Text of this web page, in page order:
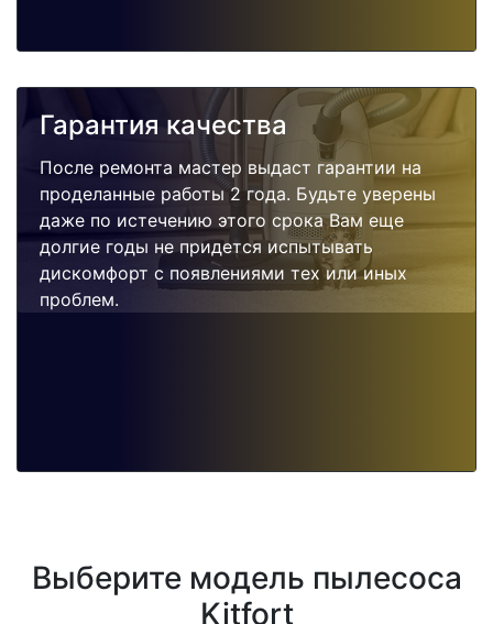
Гарантия качества
После ремонта мастер выдаст гарантии на
проделанные работы 2 года. Будьте уверены
даже по истечению этого срока Вам еще
долгие годы не придется испытывать
дискомфорт с появлениями тех или иных
проблем.
Выберите модель пылесоса
Kitfort